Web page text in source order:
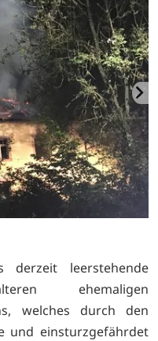
leerstehende
ehemaligen
welches durch den
und einsturzgefährdet